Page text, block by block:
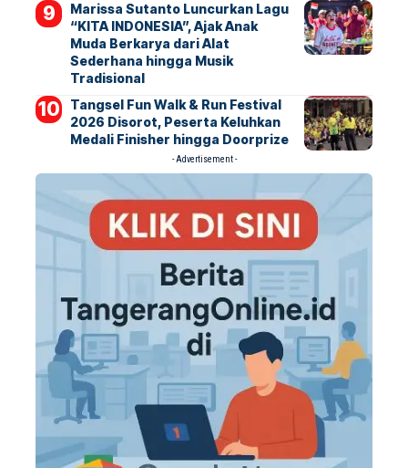
Marissa Sutanto Luncurkan Lagu
“KITA INDONESIA”, Ajak Anak
Muda Berkarya dari Alat
Sederhana hingga Musik
Tradisional
Tangsel Fun Walk & Run Festival
2026 Disorot, Peserta Keluhkan
Medali Finisher hingga Doorprize
- Advertisement -